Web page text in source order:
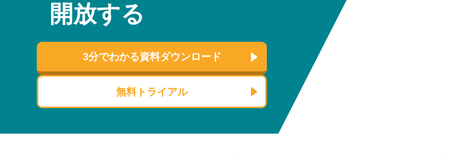
開放する
3分でわかる資料ダウンロード
無料トライアル